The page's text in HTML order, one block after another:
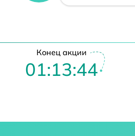
Конец акции
01:13:43